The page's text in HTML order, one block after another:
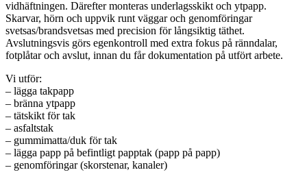
vidhäftningen. Därefter monteras underlagsskikt och ytpapp.
Skarvar, hörn och uppvik runt väggar och genomföringar
svetsas/brandsvetsas med precision för långsiktig täthet.
Avslutningsvis görs egenkontroll med extra fokus på ränndalar,
fotplåtar och avslut, innan du får dokumentation på utfört arbete.
Vi utför:
– lägga takpapp
– bränna ytpapp
– tätskikt för tak
– asfaltstak
– gummimatta/duk för tak
– lägga papp på befintligt papptak (papp på papp)
– genomföringar (skorstenar, kanaler)